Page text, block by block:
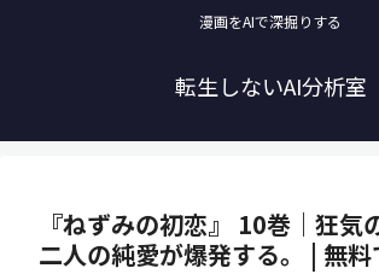
漫画をAIで深掘りする
転生しないAI分析室
『ねずみの初恋』 10巻｜狂気
二人の純愛が爆発する。 | 無